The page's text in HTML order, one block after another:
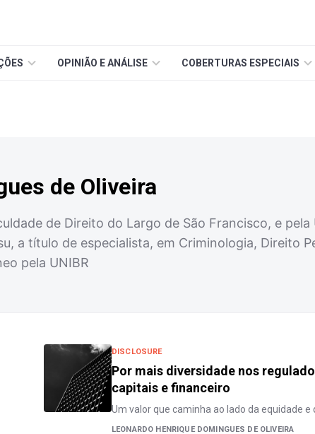
OPINIÃO E ANÁLISE COBERTURAS ESPECIAIS
de Oliveira
de Direito do Largo de São Francisco, e
a título de especialista, em Criminologia, Direito
pela UNIBR
DISCLOSURE
Por mais diversidade nos
capitais e financeiro
Um valor que caminha ao lado da equidade e
LEONARDO HENRIQUE DOMINGUES DE OLIVEIRA